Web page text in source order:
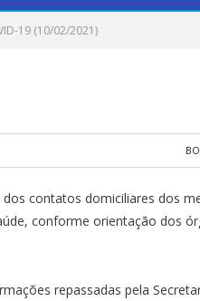
19 (10/02/2021)
contatos domiciliares dos
conforme orientação dos
repassadas pela